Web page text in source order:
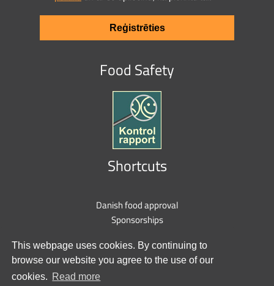
This webpage uses cookies. By continuing to
browse our website you agree to the use of our
cookies. Read more
Reģistrēties
Food Safety
Shortcuts
Danish food approval
Sponsorships
Cookie policy